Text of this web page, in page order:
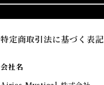
特定商取引法に基づく表記
会社名